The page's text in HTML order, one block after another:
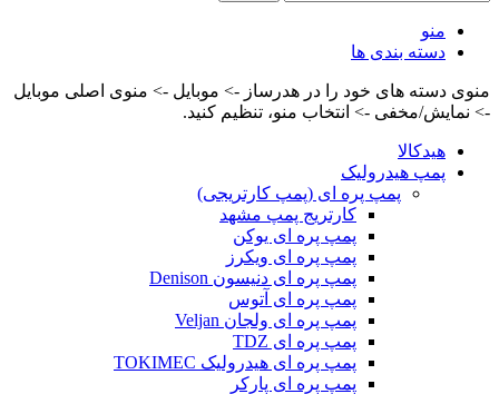
منو
دسته بندی ها
منوی دسته های خود را در هدرساز -> موبایل -> منوی اصلی موبایل
-> نمایش/مخفی -> انتخاب منو، تنظیم کنید.
هیدکالا
پمپ هیدرولیک
پمپ پره ای (پمپ کارتریجی)
کارتریج پمپ مشهد
پمپ پره ای یوکن
پمپ پره ای ویکرز
پمپ پره ای دنیسون Denison
پمپ پره ای آتوس
پمپ پره ای ولجان Veljan
پمپ پره ای TDZ
پمپ پره ای هیدرولیک TOKIMEC
پمپ پره ای پارکر